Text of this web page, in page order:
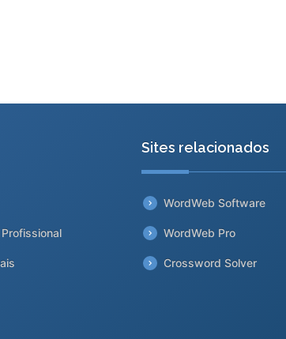
Sites relacionados
WordWeb Software
WordWeb Pro
Crossword Solver